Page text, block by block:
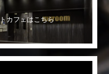
カフェはこちら